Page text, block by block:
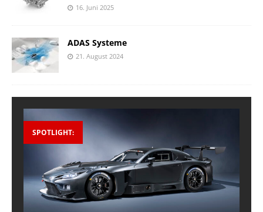
16. Juni 2025
ADAS Systeme
21. August 2024
SPOTLIGHT: